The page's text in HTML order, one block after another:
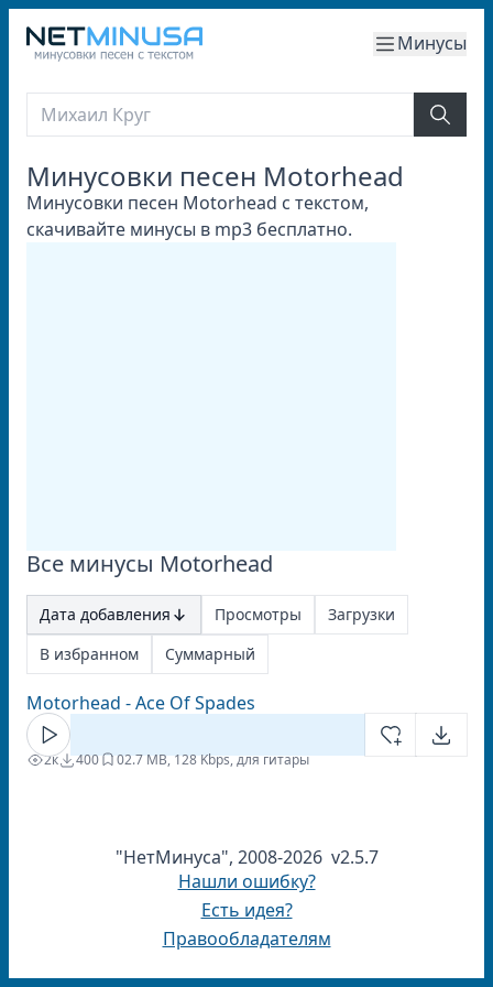
Минусы
Минусовки песен Motorhead
Минусовки песен Motorhead с текстом,
скачивайте минусы в mp3 бесплатно.
Все минусы Motorhead
Дата добавления Просмотры
Загрузки
В избранном
Суммарный
Motorhead - Ace Of Spades
2к 400 02.7 MB, 128 Kbps, для гитары
"НетМинуса", 2008-2026 v2.5.7
Нашли ошибку?
Есть идея?
Правообладателям